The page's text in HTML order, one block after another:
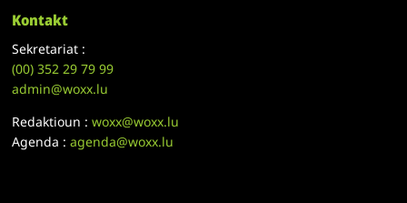
Kontakt
Sekretariat :
(00)352 29 79 99
admin@woxx.lu
Redaktioun :woxx@woxx.lu
Agenda :agenda@woxx.lu